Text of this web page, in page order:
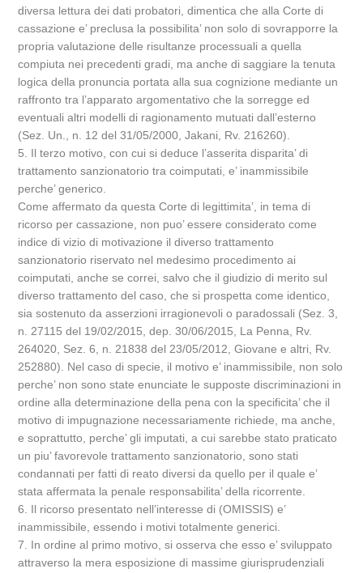
diversa lettura dei dati probatori, dimentica che alla Corte di
cassazione e’ preclusa la possibilita’ non solo di sovrapporre la
propria valutazione delle risultanze processuali a quella
compiuta nei precedenti gradi, ma anche di saggiare la tenuta
logica della pronuncia portata alla sua cognizione mediante un
raffronto tra l’apparato argomentativo che la sorregge ed
eventuali altri modelli di ragionamento mutuati dall’esterno
(Sez. Un., n. 12 del 31/05/2000, Jakani, Rv. 216260).
5. Il terzo motivo, con cui si deduce l’asserita disparita’ di
trattamento sanzionatorio tra coimputati, e’ inammissibile
perche’ generico.
Come affermato da questa Corte di legittimita’, in tema di
ricorso per cassazione, non puo’ essere considerato come
indice di vizio di motivazione il diverso trattamento
sanzionatorio riservato nel medesimo procedimento ai
coimputati, anche se correi, salvo che il giudizio di merito sul
diverso trattamento del caso, che si prospetta come identico,
sia sostenuto da asserzioni irragionevoli o paradossali (Sez. 3,
n. 27115 del 19/02/2015, dep. 30/06/2015, La Penna, Rv.
264020, Sez. 6, n. 21838 del 23/05/2012, Giovane e altri, Rv.
252880). Nel caso di specie, il motivo e’ inammissibile, non solo
perche’ non sono state enunciate le supposte discriminazioni in
ordine alla determinazione della pena con la specificita’ che il
motivo di impugnazione necessariamente richiede, ma anche,
e soprattutto, perche’ gli imputati, a cui sarebbe stato praticato
un piu’ favorevole trattamento sanzionatorio, sono stati
condannati per fatti di reato diversi da quello per il quale e’
stata affermata la penale responsabilita’ della ricorrente.
6. Il ricorso presentato nell’interesse di (OMISSIS) e’
inammissibile, essendo i motivi totalmente generici.
7. In ordine al primo motivo, si osserva che esso e’ sviluppato
attraverso la mera esposizione di massime giurisprudenziali